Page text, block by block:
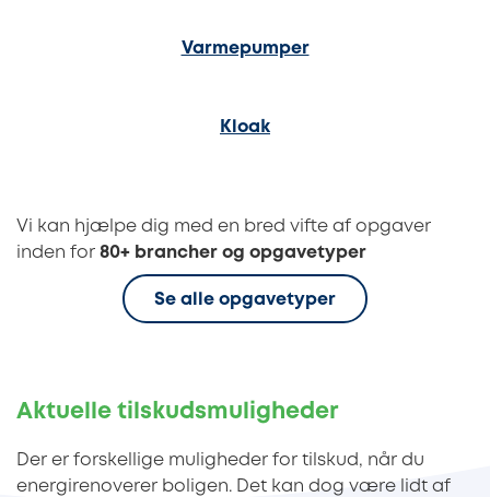
Varmepumper
Kloak
Vi kan hjælpe dig med en bred vifte af opgaver
inden for 80+ brancher og opgavetyper
Se alle opgavetyper
Aktuelle tilskudsmuligheder
Der er forskellige muligheder for tilskud, når du
energirenoverer boligen. Det kan dog være lidt af